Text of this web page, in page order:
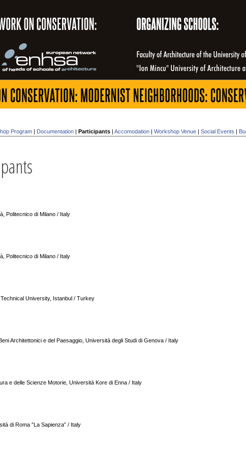
Program | Documentation | Participants | Accomodation | Workshop Venue | Social Events |
Politecnico di Milano / Italy
Politecnico di Milano / Italy
University, Istanbul / Turkey
Architettonici e del Paesaggio, Università degli Studi di Genova / Italy
e delle Scienze Motorie, Università Kore di Enna / Italy
di Roma ”La Sapienza” / Italy